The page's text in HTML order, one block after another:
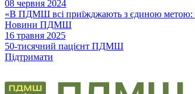
08 червня 2024
«В ПДМШ всі приїжджають з єдиною метою:
Новини ПДМШ
16 травня 2025
50-тисячний пацієнт ПДМШ
Підтримати